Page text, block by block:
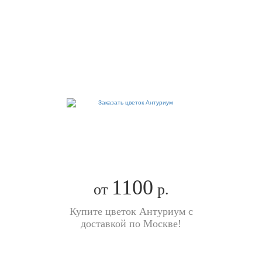
от 1100 р.
Купите цветок Антуриум с
доставкой по Москве!